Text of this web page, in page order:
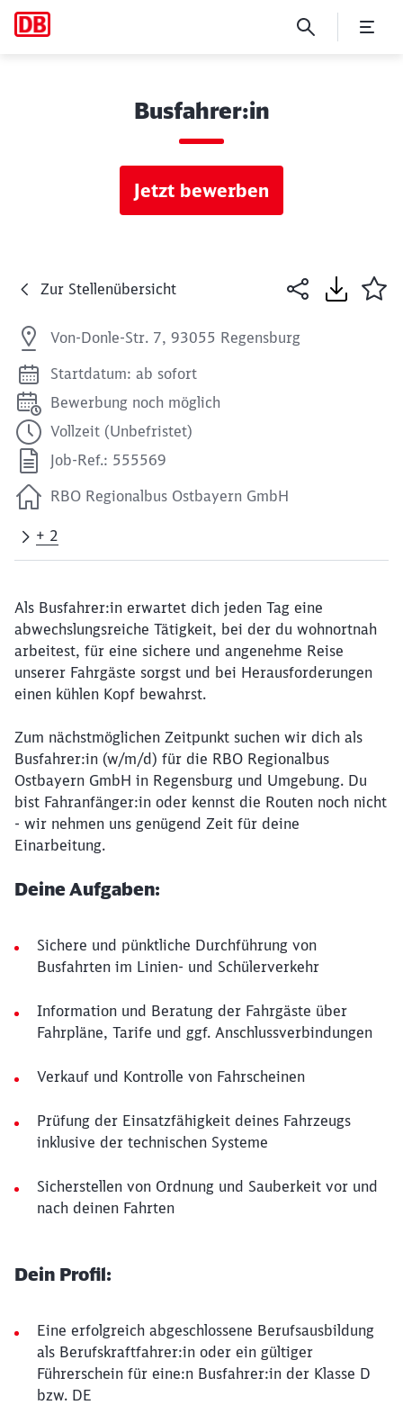
Busfahrer:in
Jetzt bewerben
Zur Stellenübersicht
Von-Donle-Str. 7, 93055 Regensburg
Startdatum: ab sofort
Bewerbung noch möglich
Vollzeit (Unbefristet)
Job-Ref.: 555569
RBO Regionalbus Ostbayern GmbH
+ 2
Als Busfahrer:in erwartet dich jeden Tag eine
abwechslungsreiche Tätigkeit, bei der du wohnortnah
arbeitest, für eine sichere und angenehme Reise
unserer Fahrgäste sorgst und bei Herausforderungen
einen kühlen Kopf bewahrst.
Zum nächstmöglichen Zeitpunkt suchen wir dich als
Busfahrer:in (w/m/d) für die RBO Regionalbus
Ostbayern GmbH in Regensburg und Umgebung. Du
bist Fahranfänger:in oder kennst die Routen noch nicht
- wir nehmen uns genügend Zeit für deine
Einarbeitung.
Deine Aufgaben:
Sichere und pünktliche Durchführung von
Busfahrten im Linien- und Schülerverkehr
Information und Beratung der Fahrgäste über
Fahrpläne, Tarife und ggf. Anschlussverbindungen
Verkauf und Kontrolle von Fahrscheinen
Prüfung der Einsatzfähigkeit deines Fahrzeugs
inklusive der technischen Systeme
Sicherstellen von Ordnung und Sauberkeit vor und
nach deinen Fahrten
Dein Profil:
Eine erfolgreich abgeschlossene Berufsausbildung
als Berufskraftfahrer:in oder ein gültiger
Führerschein für eine:n Busfahrer:in der Klasse D
bzw. DE